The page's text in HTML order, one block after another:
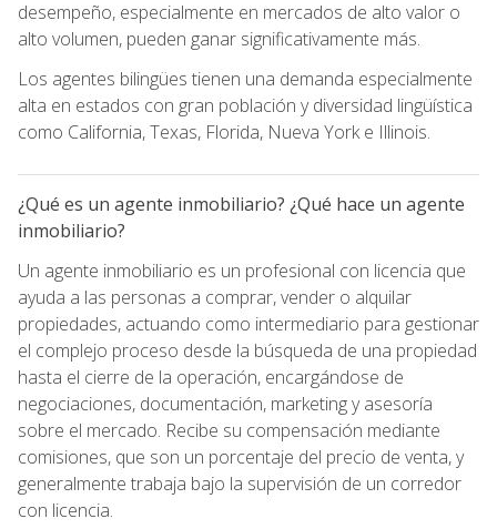
desempeño, especialmente en mercados de alto valor o
alto volumen, pueden ganar significativamente más.
Los agentes bilingües tienen una demanda especialmente
alta en estados con gran población y diversidad lingüística
como California, Texas, Florida, Nueva York e Illinois.
¿Qué es un agente inmobiliario? ¿Qué hace un agente
inmobiliario?
Un agente inmobiliario es un profesional con licencia que
ayuda a las personas a comprar, vender o alquilar
propiedades, actuando como intermediario para gestionar
el complejo proceso desde la búsqueda de una propiedad
hasta el cierre de la operación, encargándose de
negociaciones, documentación, marketing y asesoría
sobre el mercado. Recibe su compensación mediante
comisiones, que son un porcentaje del precio de venta, y
generalmente trabaja bajo la supervisión de un corredor
con licencia.